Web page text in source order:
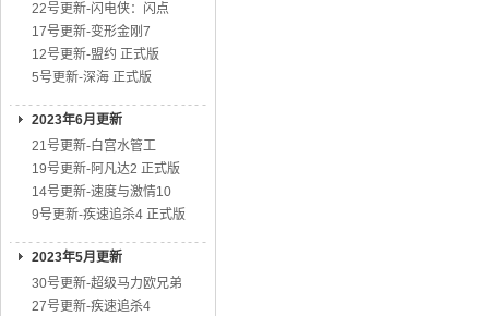
22号更新-闪电侠：闪点
17号更新-变形金刚7
12号更新-盟约 正式版
5号更新-深海 正式版
2023年6月更新
21号更新-白宫水管工
19号更新-阿凡达2 正式版
14号更新-速度与激情10
9号更新-疾速追杀4 正式版
2023年5月更新
30号更新-超级马力欧兄弟
27号更新-疾速追杀4